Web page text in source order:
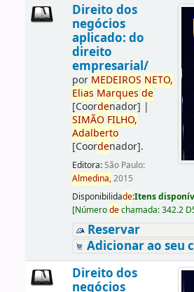
Direito dos
negócios
aplicado: do
direito
empresarial/
por MEDEIROS NETO,
Elias Marques de
[Coordenador] |
SIMÃO FILHO,
Adalberto
[Coordenador].
Editora:São Paulo:
Almedina,2015
Disponibilidade:Itens
[Númerodechamada:342.2
Reservar
Adicionar ao seu
Direito dos
negócios